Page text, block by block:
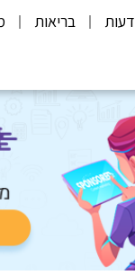
דעות בריאות